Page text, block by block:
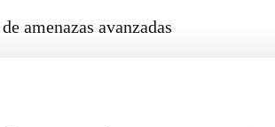
amenazas avanzadas